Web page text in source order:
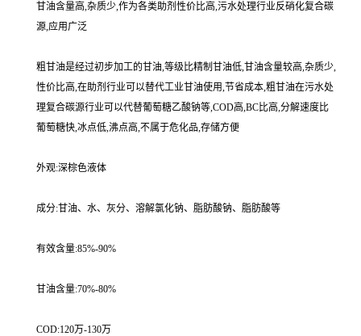
甘油含量高,杂质少,作为各类助剂性价比高,污水处理行业反硝化复合碳
源,应用广泛
粗甘油是经过初步加工的甘油,等级比精制甘油低,甘油含量较高,杂质少,
性价比高,在助剂行业可以替代工业甘油使用,节省成本,粗甘油在污水处
理复合碳源行业可以代替葡萄糖乙酸钠等,COD高,BC比高,分解速度比
葡萄糖快,冰点低,沸点高,不属于危化品,存储方便
外观:深棕色液体
成分:甘油、水、灰分、溶解氯化钠、脂肪酸钠、脂肪酸等
有效含量:85%-90%
甘油含量:70%-80%
COD:120万-130万